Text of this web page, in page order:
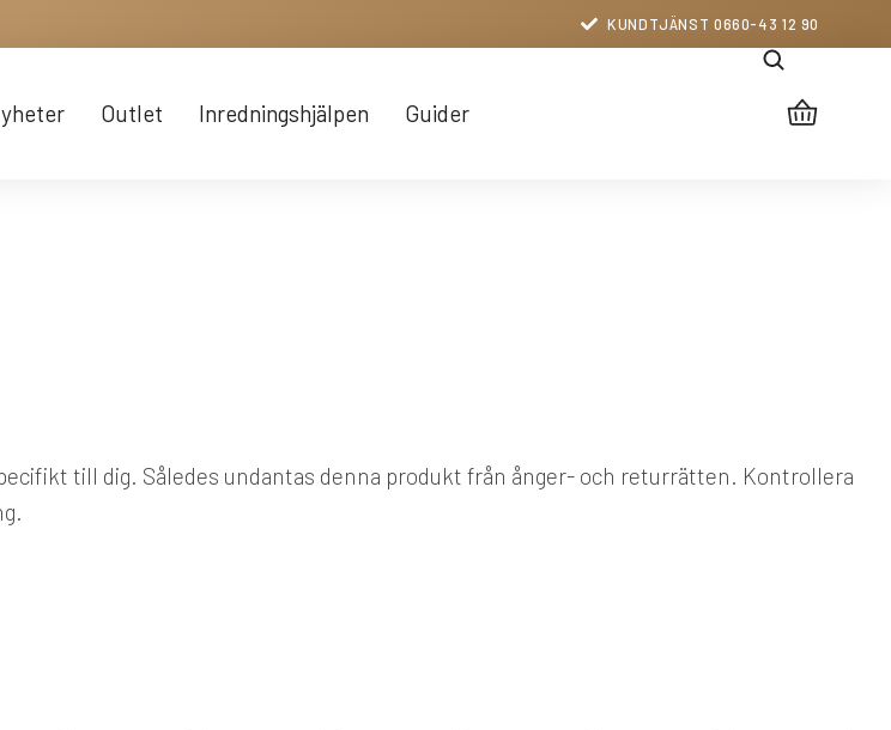
KUNDTJÄNST 0660-43 12 90
Outlet Inredningshjälpen Guider
till dig. Således undantas denna produkt från ånger- och returrätten. Kontrollera